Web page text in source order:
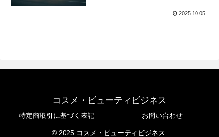
2025.10.05
コスメ・ビューティビジネス
特定商取引に基づく表記 お問い合わせ
© 2025 コスメ・ビューティビジネス.